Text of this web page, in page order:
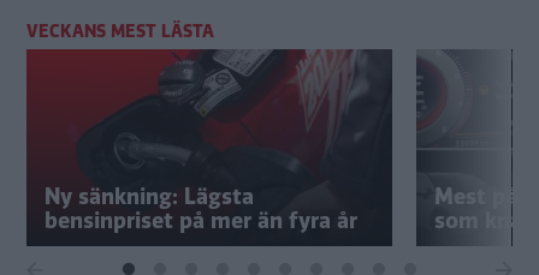
VECKANS MEST LÄSTA
Ny sänkning: Lägsta
bensinpriset på mer än fyra år
Mest
som